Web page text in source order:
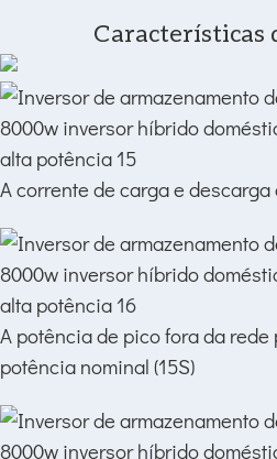
Características
A corrente de carga e descarga
A potência de pico fora da
potência nominal (15S)